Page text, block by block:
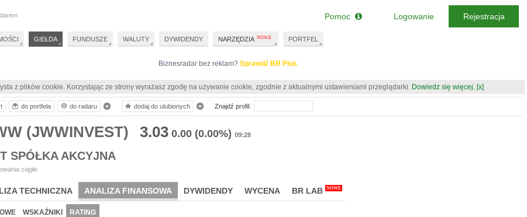
Biznesradar bez reklam? Sprawdź BR Plus
z plików cookie. Korzystając ze strony wyrażasz zgodę na używanie cookie, zgodnie z aktualnymi ustawieniami przeglądarki. Dowiedz się więcej. [x]
(JWWINVEST) 3.03 0.00 (0.00%) 09:28
SPÓŁKA AKCYJNA
ciągłe
TECHNICZNA ANALIZA FINANSOWA DYWIDENDY WYCENA BR LAB NOWE
WSKAŹNIKI RATING
do portfela do radaru dodaj do ulubionych Znajdź profil:
GIEŁDA FUNDUSZE WALUTY DYWIDENDY NARZĘDZIA PORTFEL
Pomoc Logowanie Rejestracja